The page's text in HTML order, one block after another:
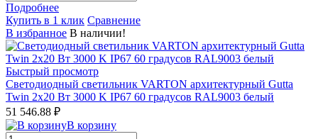
Подробнее
Купить в 1 клик Сравнение
В избранное В наличии!
Быстрый просмотр
Светодиодный светильник VARTON архитектурный Gutta
Twin 2x20 Вт 3000 K IP67 60 градусов RAL9003 белый
51 546.88 ₽
В корзину